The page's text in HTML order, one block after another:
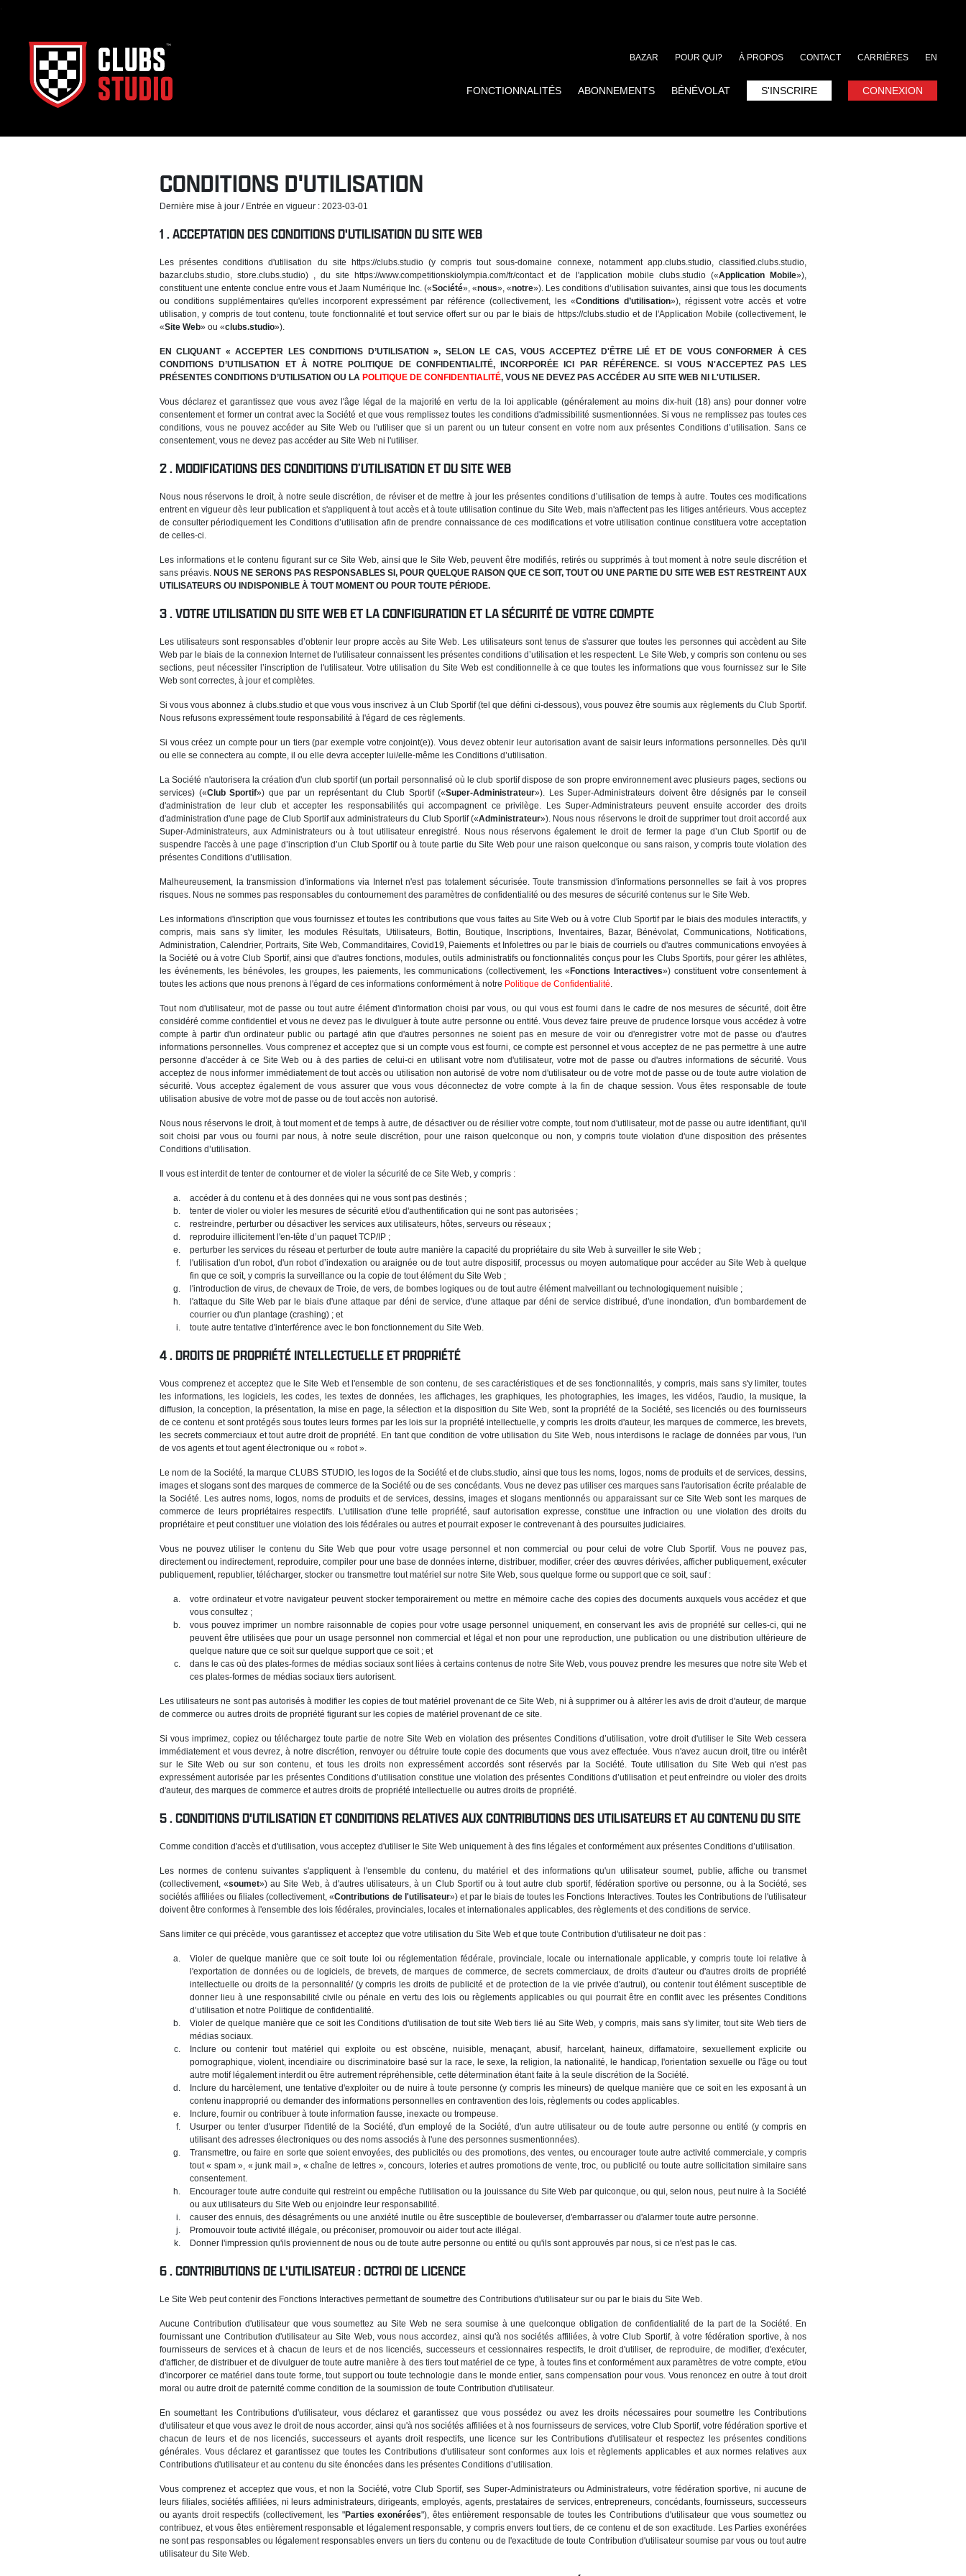
.
BAZAR POUR QUI? À PROPOS CONTACT CARRIÈRES EN
FONCTIONNALITÉS ABONNEMENTS BÉNÉVOLAT S'INSCRIRE CONNEXION
CONDITIONS D'UTILISATION
Dernière mise à jour / Entrée en vigueur : 2023-03-01
ACCEPTATION DES CONDITIONS D'UTILISATION DU SITE WEB
Les présentes conditions d'utilisation du site https://clubs.studio (y compris tout sous-domaine connexe, notamment app.clubs.studio, classified.clubs.studio,
bazar.clubs.studio, store.clubs.studio) , du site https://www.competitionskiolympia.com/fr/contact et de l'application mobile clubs.studio («Application Mobile»),
constituent une entente conclue entre vous et Jaam Numérique Inc. («Société», «nous», «notre»). Les conditions d’utilisation suivantes, ainsi que tous les documents
ou conditions supplémentaires qu'elles incorporent expressément par référence (collectivement, les «Conditions d’utilisation»), régissent votre accès et votre
utilisation, y compris de tout contenu, toute fonctionnalité et tout service offert sur ou par le biais de https://clubs.studio et de l'Application Mobile (collectivement, le
«Site Web» ou «clubs.studio»).
EN CLIQUANT « ACCEPTER LES CONDITIONS D’UTILISATION », SELON LE CAS, VOUS ACCEPTEZ D'ÊTRE LIÉ ET DE VOUS CONFORMER À CES
CONDITIONS D’UTILISATION ET À NOTRE POLITIQUE DE CONFIDENTIALITÉ, INCORPORÉE ICI PAR RÉFÉRENCE. SI VOUS N'ACCEPTEZ PAS LES
PRÉSENTES CONDITIONS D’UTILISATION OU LA POLITIQUE DE CONFIDENTIALITÉ, VOUS NE DEVEZ PAS ACCÉDER AU SITE WEB NI L'UTILISER.
Vous déclarez et garantissez que vous avez l'âge légal de la majorité en vertu de la loi applicable (généralement au moins dix-huit (18) ans) pour donner votre
consentement et former un contrat avec la Société et que vous remplissez toutes les conditions d'admissibilité susmentionnées. Si vous ne remplissez pas toutes ces
conditions, vous ne pouvez accéder au Site Web ou l'utiliser que si un parent ou un tuteur consent en votre nom aux présentes Conditions d’utilisation. Sans ce
consentement, vous ne devez pas accéder au Site Web ni l'utiliser.
MODIFICATIONS DES CONDITIONS D’UTILISATION ET DU SITE WEB
Nous nous réservons le droit, à notre seule discrétion, de réviser et de mettre à jour les présentes conditions d’utilisation de temps à autre. Toutes ces modifications
entrent en vigueur dès leur publication et s'appliquent à tout accès et à toute utilisation continue du Site Web, mais n'affectent pas les litiges antérieurs. Vous acceptez
de consulter périodiquement les Conditions d’utilisation afin de prendre connaissance de ces modifications et votre utilisation continue constituera votre acceptation
de celles-ci.
Les informations et le contenu figurant sur ce Site Web, ainsi que le Site Web, peuvent être modifiés, retirés ou supprimés à tout moment à notre seule discrétion et
sans préavis. NOUS NE SERONS PAS RESPONSABLES SI, POUR QUELQUE RAISON QUE CE SOIT, TOUT OU UNE PARTIE DU SITE WEB EST RESTREINT AUX
UTILISATEURS OU INDISPONIBLE À TOUT MOMENT OU POUR TOUTE PÉRIODE.
VOTRE UTILISATION DU SITE WEB ET LA CONFIGURATION ET LA SÉCURITÉ DE VOTRE COMPTE
Les utilisateurs sont responsables d’obtenir leur propre accès au Site Web. Les utilisateurs sont tenus de s'assurer que toutes les personnes qui accèdent au Site
Web par le biais de la connexion Internet de l'utilisateur connaissent les présentes conditions d’utilisation et les respectent. Le Site Web, y compris son contenu ou ses
sections, peut nécessiter l’inscription de l'utilisateur. Votre utilisation du Site Web est conditionnelle à ce que toutes les informations que vous fournissez sur le Site
Web sont correctes, à jour et complètes.
Si vous vous abonnez à clubs.studio et que vous vous inscrivez à un Club Sportif (tel que défini ci-dessous), vous pouvez être soumis aux règlements du Club Sportif.
Nous refusons expressément toute responsabilité à l'égard de ces règlements.
Si vous créez un compte pour un tiers (par exemple votre conjoint(e)). Vous devez obtenir leur autorisation avant de saisir leurs informations personnelles. Dès qu'il
ou elle se connectera au compte, il ou elle devra accepter lui/elle-même les Conditions d’utilisation.
La Société n'autorisera la création d'un club sportif (un portail personnalisé où le club sportif dispose de son propre environnement avec plusieurs pages, sections ou
services) («Club Sportif») que par un représentant du Club Sportif («Super-Administrateur»). Les Super-Administrateurs doivent être désignés par le conseil
d'administration de leur club et accepter les responsabilités qui accompagnent ce privilège. Les Super-Administrateurs peuvent ensuite accorder des droits
d'administration d'une page de Club Sportif aux administrateurs du Club Sportif («Administrateur»). Nous nous réservons le droit de supprimer tout droit accordé aux
Super-Administrateurs, aux Administrateurs ou à tout utilisateur enregistré. Nous nous réservons également le droit de fermer la page d’un Club Sportif ou de
suspendre l'accès à une page d’inscription d’un Club Sportif ou à toute partie du Site Web pour une raison quelconque ou sans raison, y compris toute violation des
présentes Conditions d’utilisation.
Malheureusement, la transmission d'informations via Internet n'est pas totalement sécurisée. Toute transmission d'informations personnelles se fait à vos propres
risques. Nous ne sommes pas responsables du contournement des paramètres de confidentialité ou des mesures de sécurité contenus sur le Site Web.
Les informations d'inscription que vous fournissez et toutes les contributions que vous faites au Site Web ou à votre Club Sportif par le biais des modules interactifs, y
compris, mais sans s'y limiter, les modules Résultats, Utilisateurs, Bottin, Boutique, Inscriptions, Inventaires, Bazar, Bénévolat, Communications, Notifications,
Administration, Calendrier, Portraits, Site Web, Commanditaires, Covid19, Paiements et Infolettres ou par le biais de courriels ou d'autres communications envoyées à
la Société ou à votre Club Sportif, ainsi que d'autres fonctions, modules, outils administratifs ou fonctionnalités conçus pour les Clubs Sportifs, pour gérer les athlètes,
les événements, les bénévoles, les groupes, les paiements, les communications (collectivement, les «Fonctions Interactives») constituent votre consentement à
toutes les actions que nous prenons à l'égard de ces informations conformément à notre Politique de Confidentialité.
Tout nom d'utilisateur, mot de passe ou tout autre élément d'information choisi par vous, ou qui vous est fourni dans le cadre de nos mesures de sécurité, doit être
considéré comme confidentiel et vous ne devez pas le divulguer à toute autre personne ou entité. Vous devez faire preuve de prudence lorsque vous accédez à votre
compte à partir d'un ordinateur public ou partagé afin que d'autres personnes ne soient pas en mesure de voir ou d'enregistrer votre mot de passe ou d'autres
informations personnelles. Vous comprenez et acceptez que si un compte vous est fourni, ce compte est personnel et vous acceptez de ne pas permettre à une autre
personne d'accéder à ce Site Web ou à des parties de celui-ci en utilisant votre nom d'utilisateur, votre mot de passe ou d'autres informations de sécurité. Vous
acceptez de nous informer immédiatement de tout accès ou utilisation non autorisé de votre nom d'utilisateur ou de votre mot de passe ou de toute autre violation de
sécurité. Vous acceptez également de vous assurer que vous vous déconnectez de votre compte à la fin de chaque session. Vous êtes responsable de toute
utilisation abusive de votre mot de passe ou de tout accès non autorisé.
Nous nous réservons le droit, à tout moment et de temps à autre, de désactiver ou de résilier votre compte, tout nom d'utilisateur, mot de passe ou autre identifiant, qu'il
soit choisi par vous ou fourni par nous, à notre seule discrétion, pour une raison quelconque ou non, y compris toute violation d'une disposition des présentes
Conditions d’utilisation.
Il vous est interdit de tenter de contourner et de violer la sécurité de ce Site Web, y compris :
accéder à du contenu et à des données qui ne vous sont pas destinés ;
tenter de violer ou violer les mesures de sécurité et/ou d'authentification qui ne sont pas autorisées ;
restreindre, perturber ou désactiver les services aux utilisateurs, hôtes, serveurs ou réseaux ;
reproduire illicitement l'en-tête d’un paquet TCP/IP ;
perturber les services du réseau et perturber de toute autre manière la capacité du propriétaire du site Web à surveiller le site Web ;
l'utilisation d'un robot, d'un robot d’indexation ou araignée ou de tout autre dispositif, processus ou moyen automatique pour accéder au Site Web à quelque
fin que ce soit, y compris la surveillance ou la copie de tout élément du Site Web ;
l'introduction de virus, de chevaux de Troie, de vers, de bombes logiques ou de tout autre élément malveillant ou technologiquement nuisible ;
l'attaque du Site Web par le biais d'une attaque par déni de service, d'une attaque par déni de service distribué, d'une inondation, d'un bombardement de
courrier ou d'un plantage (crashing) ; et
toute autre tentative d'interférence avec le bon fonctionnement du Site Web.
DROITS DE PROPRIÉTÉ INTELLECTUELLE ET PROPRIÉTÉ
Vous comprenez et acceptez que le Site Web et l'ensemble de son contenu, de ses caractéristiques et de ses fonctionnalités, y compris, mais sans s'y limiter, toutes
les informations, les logiciels, les codes, les textes de données, les affichages, les graphiques, les photographies, les images, les vidéos, l'audio, la musique, la
diffusion, la conception, la présentation, la mise en page, la sélection et la disposition du Site Web, sont la propriété de la Société, ses licenciés ou des fournisseurs
de ce contenu et sont protégés sous toutes leurs formes par les lois sur la propriété intellectuelle, y compris les droits d'auteur, les marques de commerce, les brevets,
les secrets commerciaux et tout autre droit de propriété. En tant que condition de votre utilisation du Site Web, nous interdisons le raclage de données par vous, l'un
de vos agents et tout agent électronique ou « robot ».
Le nom de la Société, la marque CLUBS STUDIO, les logos de la Société et de clubs.studio, ainsi que tous les noms, logos, noms de produits et de services, dessins,
images et slogans sont des marques de commerce de la Société ou de ses concédants. Vous ne devez pas utiliser ces marques sans l'autorisation écrite préalable de
la Société. Les autres noms, logos, noms de produits et de services, dessins, images et slogans mentionnés ou apparaissant sur ce Site Web sont les marques de
commerce de leurs propriétaires respectifs. L'utilisation d'une telle propriété, sauf autorisation expresse, constitue une infraction ou une violation des droits du
propriétaire et peut constituer une violation des lois fédérales ou autres et pourrait exposer le contrevenant à des poursuites judiciaires.
Vous ne pouvez utiliser le contenu du Site Web que pour votre usage personnel et non commercial ou pour celui de votre Club Sportif. Vous ne pouvez pas,
directement ou indirectement, reproduire, compiler pour une base de données interne, distribuer, modifier, créer des œuvres dérivées, afficher publiquement, exécuter
publiquement, republier, télécharger, stocker ou transmettre tout matériel sur notre Site Web, sous quelque forme ou support que ce soit, sauf :
votre ordinateur et votre navigateur peuvent stocker temporairement ou mettre en mémoire cache des copies des documents auxquels vous accédez et que
vous consultez ;
vous pouvez imprimer un nombre raisonnable de copies pour votre usage personnel uniquement, en conservant les avis de propriété sur celles-ci, qui ne
peuvent être utilisées que pour un usage personnel non commercial et légal et non pour une reproduction, une publication ou une distribution ultérieure de
quelque nature que ce soit sur quelque support que ce soit ; et
dans le cas où des plates-formes de médias sociaux sont liées à certains contenus de notre Site Web, vous pouvez prendre les mesures que notre site Web et
ces plates-formes de médias sociaux tiers autorisent.
Les utilisateurs ne sont pas autorisés à modifier les copies de tout matériel provenant de ce Site Web, ni à supprimer ou à altérer les avis de droit d'auteur, de marque
de commerce ou autres droits de propriété figurant sur les copies de matériel provenant de ce site.
Si vous imprimez, copiez ou téléchargez toute partie de notre Site Web en violation des présentes Conditions d’utilisation, votre droit d'utiliser le Site Web cessera
immédiatement et vous devrez, à notre discrétion, renvoyer ou détruire toute copie des documents que vous avez effectuée. Vous n'avez aucun droit, titre ou intérêt
sur le Site Web ou sur son contenu, et tous les droits non expressément accordés sont réservés par la Société. Toute utilisation du Site Web qui n'est pas
expressément autorisée par les présentes Conditions d’utilisation constitue une violation des présentes Conditions d’utilisation et peut enfreindre ou violer des droits
d'auteur, des marques de commerce et autres droits de propriété intellectuelle ou autres droits de propriété.
CONDITIONS D'UTILISATION ET CONDITIONS RELATIVES AUX CONTRIBUTIONS DES UTILISATEURS ET AU CONTENU DU SITE
Comme condition d'accès et d'utilisation, vous acceptez d'utiliser le Site Web uniquement à des fins légales et conformément aux présentes Conditions d’utilisation.
Les normes de contenu suivantes s'appliquent à l'ensemble du contenu, du matériel et des informations qu'un utilisateur soumet, publie, affiche ou transmet
(collectivement, «soumet») au Site Web, à d'autres utilisateurs, à un Club Sportif ou à tout autre club sportif, fédération sportive ou personne, ou à la Société, ses
sociétés affiliées ou filiales (collectivement, «Contributions de l'utilisateur») et par le biais de toutes les Fonctions Interactives. Toutes les Contributions de l'utilisateur
doivent être conformes à l'ensemble des lois fédérales, provinciales, locales et internationales applicables, des règlements et des conditions de service.
Sans limiter ce qui précède, vous garantissez et acceptez que votre utilisation du Site Web et que toute Contribution d'utilisateur ne doit pas :
Violer de quelque manière que ce soit toute loi ou réglementation fédérale, provinciale, locale ou internationale applicable, y compris toute loi relative à
l'exportation de données ou de logiciels, de brevets, de marques de commerce, de secrets commerciaux, de droits d'auteur ou d'autres droits de propriété
intellectuelle ou droits de la personnalité/ (y compris les droits de publicité et de protection de la vie privée d'autrui), ou contenir tout élément susceptible de
donner lieu à une responsabilité civile ou pénale en vertu des lois ou règlements applicables ou qui pourrait être en conflit avec les présentes Conditions
d’utilisation et notre Politique de confidentialité.
Violer de quelque manière que ce soit les Conditions d'utilisation de tout site Web tiers lié au Site Web, y compris, mais sans s'y limiter, tout site Web tiers de
médias sociaux.
Inclure ou contenir tout matériel qui exploite ou est obscène, nuisible, menaçant, abusif, harcelant, haineux, diffamatoire, sexuellement explicite ou
pornographique, violent, incendiaire ou discriminatoire basé sur la race, le sexe, la religion, la nationalité, le handicap, l'orientation sexuelle ou l'âge ou tout
autre motif légalement interdit ou être autrement répréhensible, cette détermination étant faite à la seule discrétion de la Société.
Inclure du harcèlement, une tentative d'exploiter ou de nuire à toute personne (y compris les mineurs) de quelque manière que ce soit en les exposant à un
contenu inapproprié ou demander des informations personnelles en contravention des lois, règlements ou codes applicables.
Inclure, fournir ou contribuer à toute information fausse, inexacte ou trompeuse.
Usurper ou tenter d'usurper l'identité de la Société, d'un employé de la Société, d'un autre utilisateur ou de toute autre personne ou entité (y compris en
utilisant des adresses électroniques ou des noms associés à l'une des personnes susmentionnées).
Transmettre, ou faire en sorte que soient envoyées, des publicités ou des promotions, des ventes, ou encourager toute autre activité commerciale, y compris
tout « spam », « junk mail », « chaîne de lettres », concours, loteries et autres promotions de vente, troc, ou publicité ou toute autre sollicitation similaire sans
consentement.
Encourager toute autre conduite qui restreint ou empêche l'utilisation ou la jouissance du Site Web par quiconque, ou qui, selon nous, peut nuire à la Société
ou aux utilisateurs du Site Web ou enjoindre leur responsabilité.
causer des ennuis, des désagréments ou une anxiété inutile ou être susceptible de bouleverser, d'embarrasser ou d'alarmer toute autre personne.
Promouvoir toute activité illégale, ou préconiser, promouvoir ou aider tout acte illégal.
Donner l'impression qu'ils proviennent de nous ou de toute autre personne ou entité ou qu'ils sont approuvés par nous, si ce n'est pas le cas.
CONTRIBUTIONS DE L'UTILISATEUR : OCTROI DE LICENCE
Le Site Web peut contenir des Fonctions Interactives permettant de soumettre des Contributions d'utilisateur sur ou par le biais du Site Web.
Aucune Contribution d'utilisateur que vous soumettez au Site Web ne sera soumise à une quelconque obligation de confidentialité de la part de la Société. En
fournissant une Contribution d'utilisateur au Site Web, vous nous accordez, ainsi qu'à nos sociétés affiliées, à votre Club Sportif, à votre fédération sportive, à nos
fournisseurs de services et à chacun de leurs et de nos licenciés, successeurs et cessionnaires respectifs, le droit d'utiliser, de reproduire, de modifier, d'exécuter,
d'afficher, de distribuer et de divulguer de toute autre manière à des tiers tout matériel de ce type, à toutes fins et conformément aux paramètres de votre compte, et/ou
d'incorporer ce matériel dans toute forme, tout support ou toute technologie dans le monde entier, sans compensation pour vous. Vous renoncez en outre à tout droit
moral ou autre droit de paternité comme condition de la soumission de toute Contribution d'utilisateur.
En soumettant les Contributions d'utilisateur, vous déclarez et garantissez que vous possédez ou avez les droits nécessaires pour soumettre les Contributions
d'utilisateur et que vous avez le droit de nous accorder, ainsi qu'à nos sociétés affiliées et à nos fournisseurs de services, votre Club Sportif, votre fédération sportive et
chacun de leurs et de nos licenciés, successeurs et ayants droit respectifs, une licence sur les Contributions d'utilisateur et respectez les présentes conditions
générales. Vous déclarez et garantissez que toutes les Contributions d'utilisateur sont conformes aux lois et règlements applicables et aux normes relatives aux
Contributions d'utilisateur et au contenu du site énoncées dans les présentes Conditions d’utilisation.
Vous comprenez et acceptez que vous, et non la Société, votre Club Sportif, ses Super-Administrateurs ou Administrateurs, votre fédération sportive, ni aucune de
leurs filiales, sociétés affiliées, ni leurs administrateurs, dirigeants, employés, agents, prestataires de services, entrepreneurs, concédants, fournisseurs, successeurs
ou ayants droit respectifs (collectivement, les "Parties exonérées"), êtes entièrement responsable de toutes les Contributions d'utilisateur que vous soumettez ou
contribuez, et vous êtes entièrement responsable et légalement responsable, y compris envers tout tiers, de ce contenu et de son exactitude. Les Parties exonérées
ne sont pas responsables ou légalement responsables envers un tiers du contenu ou de l'exactitude de toute Contribution d'utilisateur soumise par vous ou tout autre
utilisateur du Site Web.